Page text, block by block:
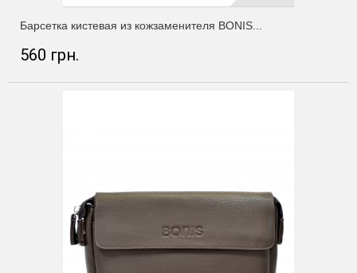
Барсетка кистевая из кожзаменителя BONIS...
560 грн.